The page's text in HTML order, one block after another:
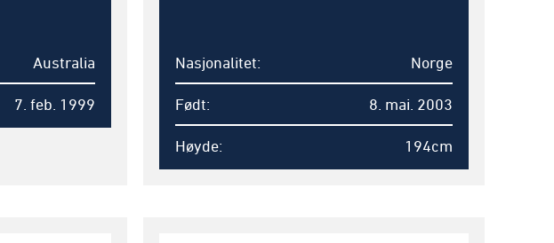
Australia
7. feb. 1999
Nasjonalitet Norge
Født 8. mai. 2003
Høyde 194cm